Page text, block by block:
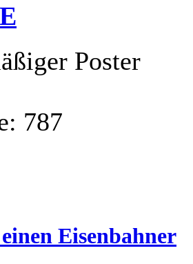
Poster
787
Eisenbahner